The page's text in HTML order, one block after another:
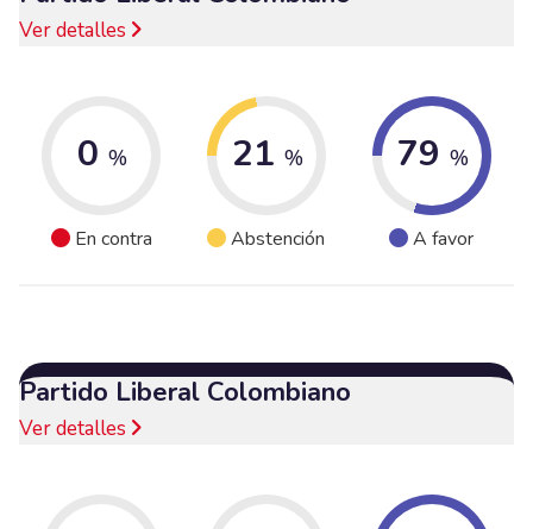
Ver detalles
0 %
En contra
21 %
Abstención
79 %
A favor
Partido Liberal Colombiano
Ver detalles